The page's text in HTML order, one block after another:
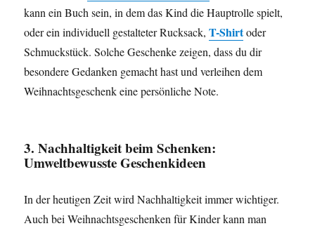
kann ein Buch sein, in dem das Kind die Hauptrolle spielt,
oder ein individuell gestalteter Rucksack,T-Shirtoder
Schmuckstück. Solche Geschenke zeigen, dass du dir
besondere Gedanken gemacht hast und verleihen dem
Weihnachtsgeschenk eine persönliche Note.
3. Nachhaltigkeit beim Schenken:
Umweltbewusste Geschenkideen
In der heutigen Zeit wird Nachhaltigkeit immer wichtiger.
Auch bei Weihnachtsgeschenken für Kinder kann man